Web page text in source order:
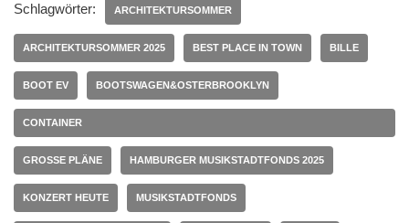
Schlagwörter: ARCHITEKTURSOMMER
ARCHITEKTURSOMMER 2025 BEST PLACE IN TOWN BILLE
BOOT EV BOOTSWAGEN&OSTERBROOKLYN
CONTAINER
GROSSE PLÄNE HAMBURGER MUSIKSTADTFONDS 2025
KONZERT HEUTE MUSIKSTADTFONDS